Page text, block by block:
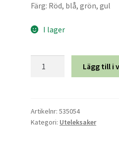
Färg: Röd, blå, grön, gul
I lager
Röd
mängd
Lägg till i
Artikelnr:535054
Kategori: Uteleksaker